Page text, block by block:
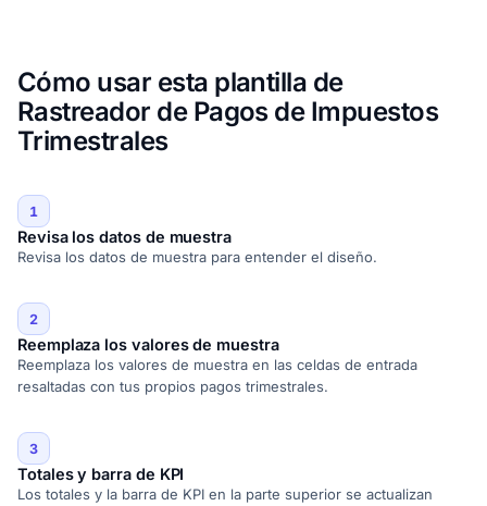
Cómo usar esta plantilla de
Rastreador de Pagos de Impuestos
Trimestrales
1
Revisa los datos de muestra
Revisa los datos de muestra para entender el diseño.
2
Reemplaza los valores de muestra
Reemplaza los valores de muestra en las celdas de entrada
resaltadas con tus propios pagos trimestrales.
3
Totales y barra de KPI
Los totales y la barra de KPI en la parte superior se actualizan